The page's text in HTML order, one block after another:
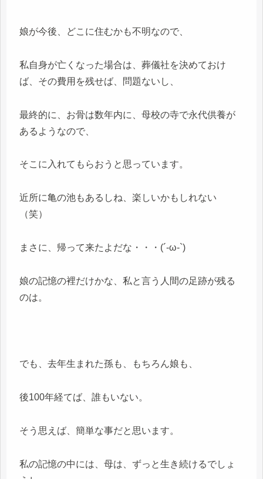
娘が今後、どこに住むかも不明なので、
私自身が亡くなった場合は、葬儀社を決めておけ
ば、その費用を残せば、問題ないし、
最終的に、お骨は数年内に、母校の寺で永代供養が
あるようなので、
そこに入れてもらおうと思っています。
近所に亀の池もあるしね、楽しいかもしれない
（笑）
まさに、帰って来たよだな・・・(´-ω-`)
娘の記憶の裡だけかな、私と言う人間の足跡が残る
のは。
でも、去年生まれた孫も、もちろん娘も、
後100年経てば、誰もいない。
そう思えば、簡単な事だと思います。
私の記憶の中には、母は、ずっと生き続けるでしょ